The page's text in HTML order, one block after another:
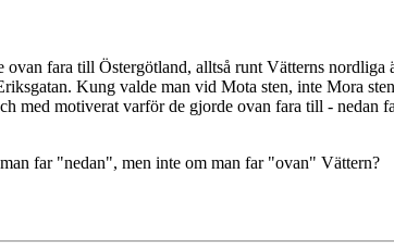
fara till Östergötland, alltså runt Vätterns nordliga
Kung valde man vid Mota sten, inte Mora
med motiverat varför de gjorde ovan fara till - nedan
far "nedan", men inte om man far "ovan" Vättern?